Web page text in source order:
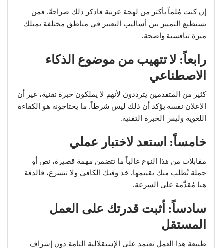
إن كنت مُلماً بأكثر من لهجة عربية فاذكر ذلك صراحةً. فمن
يستطيع التمييز بين أساليب التعبير في مناطق مختلفة يمتلك
ميزة تنافسية واضحة.
رابعاً: لا تتهيب من موضوع الذكاء
الاصطناعي
كثير من المتقدمين يترددون لأنهم لا يملكون خبرة تقنية، غير أن
الإعلان نفسه يؤكد أن ذلك ليس شرطاً. ما يحتاجونه هو الكفاءة
اللغوية وليس الخبرة التقنية.
خامساً: استعد لاختبار عملي
مقابلات من هذا النوع غالباً ما تتضمن مهمة قصيرة، نص أو
جملة تُطلب منك تقييمها. خذ وقتك الكافي ولا تتسرع، فالدقة
هنا مُقدَّمة على السرعة.
سادساً: أثبت قدرتك على العمل
المستقل
طبيعة هذا العمل تعتمد على الإستقلالية التامة دون إشراف